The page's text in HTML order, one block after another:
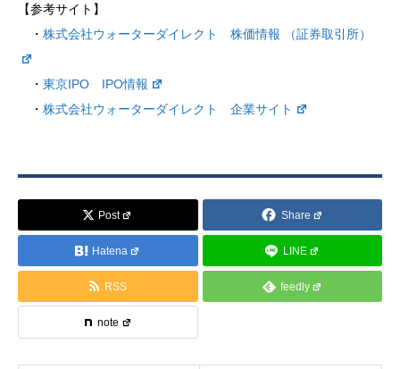
【参考サイト】
・ 株式会社ウォーターダイレクト 株価情報 （証券取引所）
・ 東京IPO IPO情報
・ 株式会社ウォーターダイレクト 企業サイト
Post Share
Hatena LINE
RSS feedly
note